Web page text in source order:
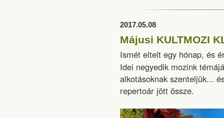
2017.05.08
Májusi KULTMOZI
Ismét eltelt egy hónap, és
Idei negyedik mozink
alkotásoknak szenteljük...
repertoár jött össze.